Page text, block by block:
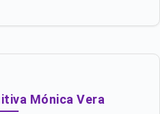
Mónica Vera